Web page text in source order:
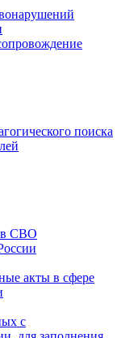
поиска
СВО
акты в сфере
с